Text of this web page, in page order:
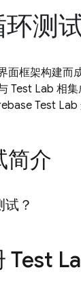
测
面框架构建而
Test Lab 相集
Test Lab
简介
？
Test